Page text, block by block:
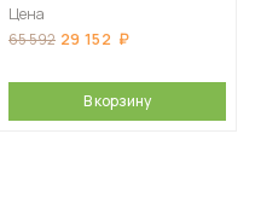
Цена
65 592 29 152
В корзину